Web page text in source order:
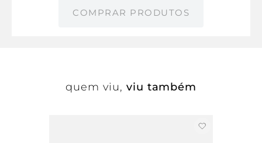
COMPRAR PRODUTOS
quem viu, viu também